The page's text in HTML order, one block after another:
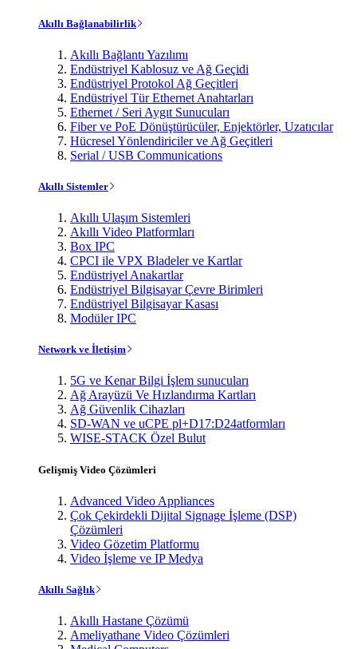
Akıllı Bağlanabilirlik
Akıllı Bağlantı Yazılımı
Endüstriyel Kablosuz ve Ağ Geçidi
Endüstriyel Protokol Ağ Geçitleri
Endüstriyel Tür Ethernet Anahtarları
Ethernet / Seri Aygıt Sunucuları
Fiber ve PoE Dönüştürücüler, Enjektörler, Uzatıcılar
Hücresel Yönlendiriciler ve Ağ Geçitleri
Serial / USB Communications
Akıllı Sistemler
Akıllı Ulaşım Sistemleri
Akıllı Video Platformları
Box IPC
CPCI ile VPX Bladeler ve Kartlar
Endüstriyel Anakartlar
Endüstriyel Bilgisayar Çevre Birimleri
Endüstriyel Bilgisayar Kasası
Modüler IPC
Network ve İletişim
5G ve Kenar Bilgi İşlem sunucuları
Ağ Arayüzü Ve Hızlandırma Kartları
Ağ Güvenlik Cihazları
SD-WAN ve uCPE pl+D17:D24atformları
WISE-STACK Özel Bulut
Gelişmiş Video Çözümleri
Advanced Video Appliances
Çok Çekirdekli Dijital Signage İşleme (DSP)
Çözümleri
Video Gözetim Platformu
Video İşleme ve IP Medya
Akıllı Sağlık
Akıllı Hastane Çözümü
Ameliyathane Video Çözümleri